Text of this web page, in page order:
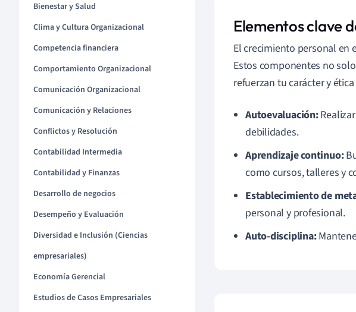
Bienestar y Salud
Clima y Cultura Organizacional
Competencia financiera
Comportamiento Organizacional
Comunicación Organizacional
Comunicación y Relaciones
Conflictos y Resolución
Contabilidad Intermedia
Contabilidad y Finanzas
Desarrollo de negocios
Desempeño y Evaluación
Diversidad e Inclusión (Ciencias
empresariales)
Economía Gerencial
Estudios de Casos Empresariales
Elementos clave
El crecimiento personal en
Estos componentes no
refuerzan tu carácter y
Autoevaluación:
debilidades.
Aprendizaje continuo:
como cursos, talleres y
Establecimiento de
personal y profesional.
Auto-disciplina: